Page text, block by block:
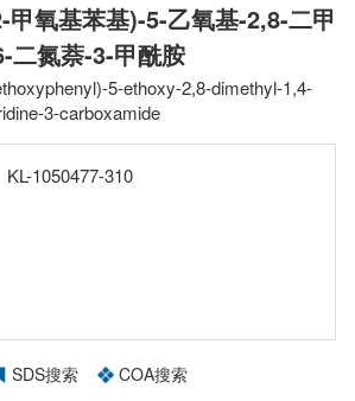
氧基苯基)-5-乙氧基-2,8-二甲
二氮萘-3-甲酰胺
5-ethoxy-2,8-dimethyl-1,4-
3-carboxamide
KL-1050477-310
SDS搜索 COA搜索